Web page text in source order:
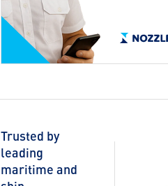
Trusted by
leading
maritime and